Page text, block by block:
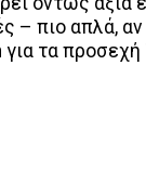
– πιο απλά,
τα προσεχή